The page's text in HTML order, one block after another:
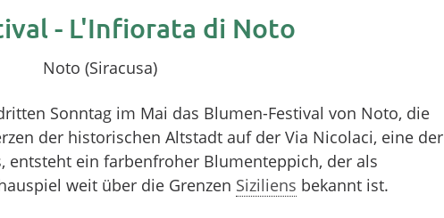
- L'Infiorata di Noto
Noto (Siracusa)
Sonntag im Mai das Blumen-Festival von Noto, die
der historischen Altstadt auf der Via Nicolaci, eine der
entsteht ein farbenfroher Blumenteppich, der als
weit über die Grenzen Siziliens bekannt ist.